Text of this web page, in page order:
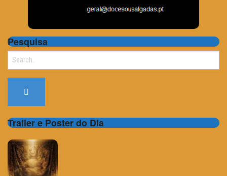
Pesquisa
Search
Trailer e Poster do Dia